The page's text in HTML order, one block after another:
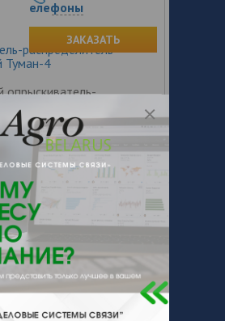
распределитель
Туман-4
«Туман-4» -
опрыскиватель-
с высоким клиренсом,
30 метров и новыми
внесения удобрений
обработки
и равномерность
елефоны
ЗАКАЗАТЬ